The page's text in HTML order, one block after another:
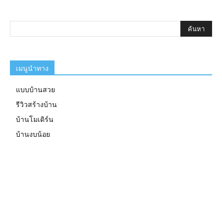
เมนูนำทาง
แบบบ้านสวย
รีวิวสร้างบ้าน
บ้านโมเดิร์น
บ้านงบน้อย